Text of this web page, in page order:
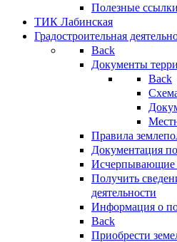
Полезные
ТИК Лабинская
Градостроительная
Back
Документы
Back
Правила
Документация
Исчерпывающие
Получить
деятельности
Информация о
Back
Приобрести